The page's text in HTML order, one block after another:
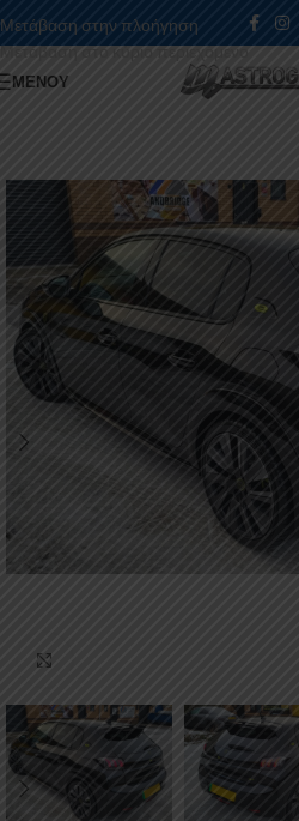
Μετάβαση στην πλοήγηση
Μετάβαση στο κύριο περιεχόμενο
ΜΕΝΟΎ